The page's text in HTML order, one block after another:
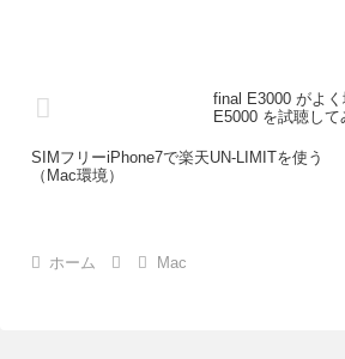
final E3000 がよ
E5000 を試聴して
SIMフリーiPhone7で楽天UN-LIMITを使う
（Mac環境）
ホーム Mac